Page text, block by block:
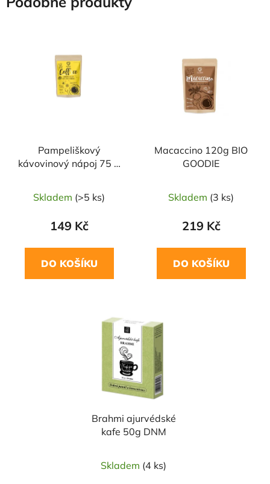
Pampeliškový
kávovinový nápoj 75 g
Skladem (>5 ks)
149 Kč
DO KOŠÍKU
Macaccino 120g BIO
GOODIE
Skladem (3 ks)
219 Kč
DO KOŠÍKU
Brahmi ajurvédské
kafe 50g DNM
Skladem (4 ks)